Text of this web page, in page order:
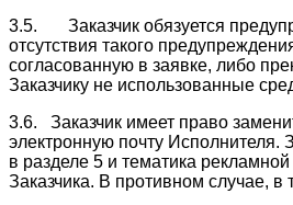
3.5. Заказчик обязуется
отсутствия такого
согласованную в заявке, либо
Заказчику не использованные
3.6. Заказчик имеет право
электронную почту
в разделе 5 и тематика
Заказчика. В противном случае,